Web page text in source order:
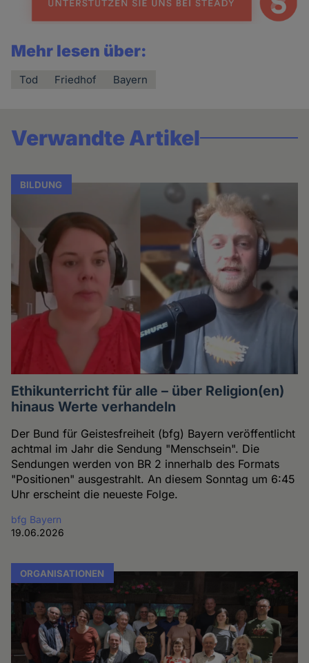
Mehr lesen über:
Tod Friedhof Bayern
Verwandte Artikel
BILDUNG
Ethikunterricht für alle – über Religion(en)
hinaus Werte verhandeln
Der Bund für Geistesfreiheit (bfg) Bayern veröffentlicht
achtmal im Jahr die Sendung "Menschsein". Die
Sendungen werden von BR 2 innerhalb des Formats
"Positionen" ausgestrahlt. An diesem Sonntag um 6:45
Uhr erscheint die neueste Folge.
bfg Bayern
19.06.2026
ORGANISATIONEN